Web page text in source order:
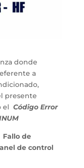
donde
a
presente
el Código Error
de
de control